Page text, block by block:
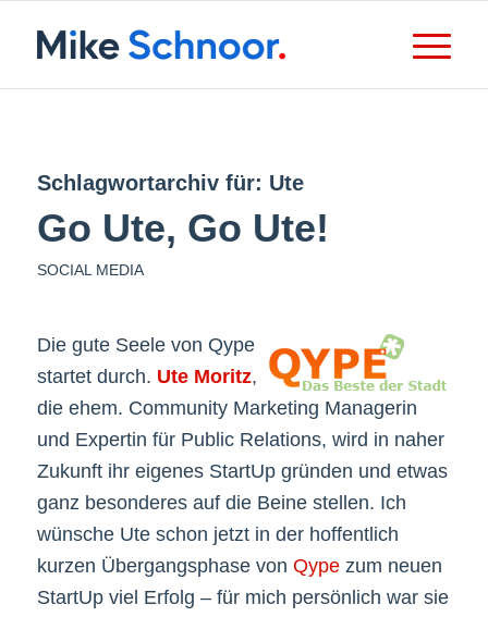
Schlagwortarchiv für: Ute
Go Ute, Go Ute!
SOCIAL MEDIA
Die gute Seele von Qype
startet durch. Ute Moritz,
die ehem. Community Marketing Managerin
und Expertin für Public Relations, wird in naher
Zukunft ihr eigenes StartUp gründen und etwas
ganz besonderes auf die Beine stellen. Ich
wünsche Ute schon jetzt in der hoffentlich
kurzen Übergangsphase von Qypezum neuen
StartUp viel Erfolg – für mich persönlich war sie